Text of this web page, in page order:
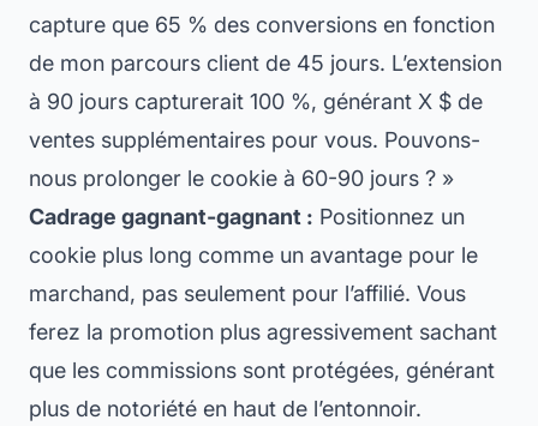
capture que 65 % des conversions en fonction
de mon parcours client de 45 jours. L’extension
à 90 jours capturerait 100 %, générant X $ de
ventes supplémentaires pour vous. Pouvons-
nous prolonger le cookie à 60-90 jours ? »
Cadrage gagnant-gagnant : Positionnez un
cookie plus long comme un avantage pour le
marchand, pas seulement pour l’affilié. Vous
ferez la promotion plus agressivement sachant
que les commissions sont protégées, générant
plus de notoriété en haut de l’entonnoir.